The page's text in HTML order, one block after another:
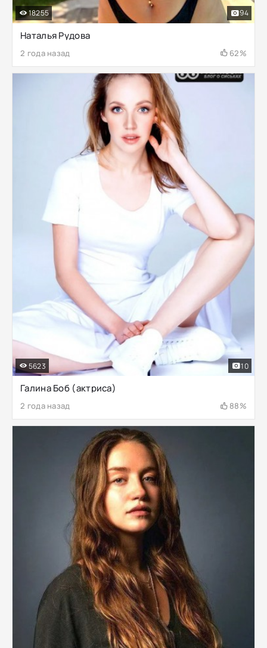
Наталья Рудова
2 года назад 62%
18255 94
Галина Боб (актриса)
2 года назад 88%
5623 10